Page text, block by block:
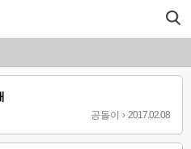
공돌이 › 2017.02.08